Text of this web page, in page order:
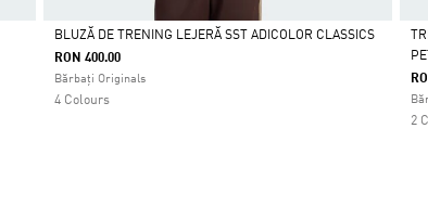
Da
BLUZĂ DE TRENING LEJERĂ SST ADICOLOR CLASSICS
RON 400.00
Bărbați Originals
4 Colours
Da
2